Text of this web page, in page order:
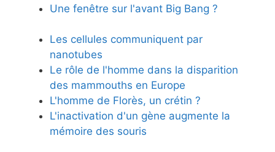
Une fenêtre sur l'avant Big Bang ?
Les cellules communiquent par
nanotubes
Le rôle de l'homme dans la disparition
des mammouths en Europe
L'homme de Florès, un crétin ?
L'inactivation d'un gène augmente la
mémoire des souris